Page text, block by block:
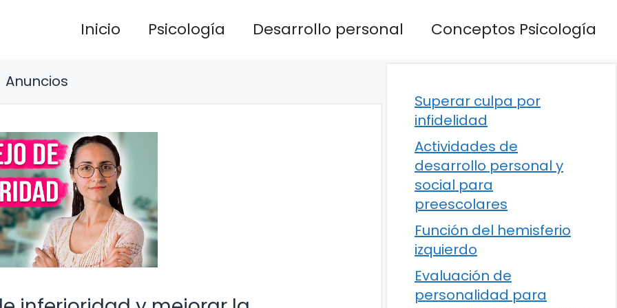
Inicio Psicología Desarrollo personal Conceptos Psicología
Anuncios
Superar culpa por
infidelidad
Actividades de
desarrollo personal y
social para
preescolares
Función del hemisferio
izquierdo
Evaluación de
personalidad para